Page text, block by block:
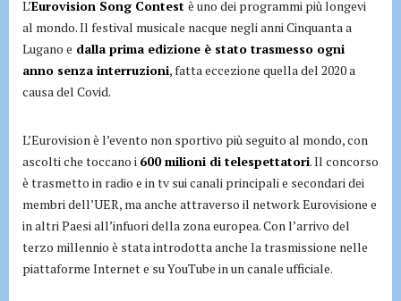
L’Eurovision Song Contest è uno dei programmi più longevi
al mondo. Il festival musicale nacque negli anni Cinquanta a
Lugano e dalla prima edizione è stato trasmesso ogni
anno senza interruzioni, fatta eccezione quella del 2020 a
causa del Covid.
L’Eurovision è l’evento non sportivo più seguito al mondo, con
ascolti che toccano i 600 milioni di telespettatori. Il concorso
è trasmetto in radio e in tv sui canali principali e secondari dei
membri dell’UER, ma anche attraverso il network Eurovisione e
in altri Paesi all’infuori della zona europea. Con l’arrivo del
terzo millennio è stata introdotta anche la trasmissione nelle
piattaforme Internet e su YouTube in un canale ufficiale.